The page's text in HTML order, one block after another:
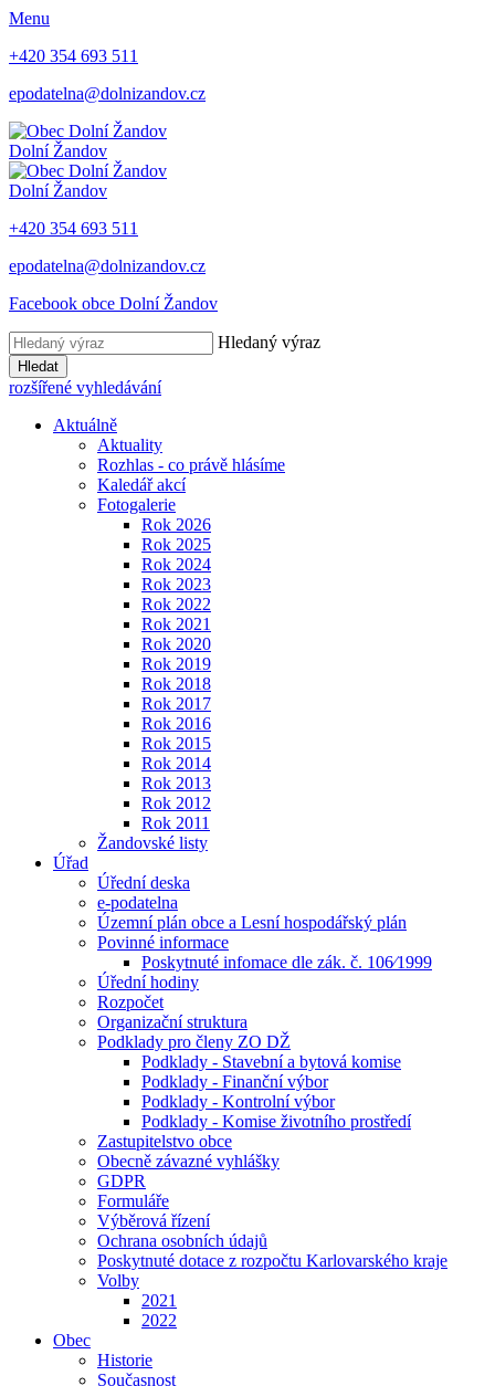
Menu
+420 354 693 511
epodatelna@dolnizandov.cz
Dolní Žandov
Dolní Žandov
+420 354 693 511
epodatelna@dolnizandov.cz
Facebook obce Dolní Žandov
Hledaný výraz
Hledat
rozšířené vyhledávání
Aktuálně
Aktuality
Rozhlas - co právě hlásíme
Kaledář akcí
Fotogalerie
Rok 2026
Rok 2025
Rok 2024
Rok 2023
Rok 2022
Rok 2021
Rok 2020
Rok 2019
Rok 2018
Rok 2017
Rok 2016
Rok 2015
Rok 2014
Rok 2013
Rok 2012
Rok 2011
Žandovské listy
Úřad
Úřední deska
e-podatelna
Územní plán obce a Lesní hospodářský plán
Povinné informace
Poskytnuté infomace dle zák. č. 106⁄1999
Úřední hodiny
Rozpočet
Organizační struktura
Podklady pro členy ZO DŽ
Podklady - Stavební a bytová komise
Podklady - Finanční výbor
Podklady - Kontrolní výbor
Podklady - Komise životního prostředí
Zastupitelstvo obce
Obecně závazné vyhlášky
GDPR
Formuláře
Výběrová řízení
Ochrana osobních údajů
Poskytnuté dotace z rozpočtu Karlovarského kraje
Volby
2021
2022
Obec
Historie
Současnost